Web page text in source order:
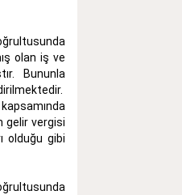
olan iş ve
Bununla
gelir vergisi
olduğu gibi